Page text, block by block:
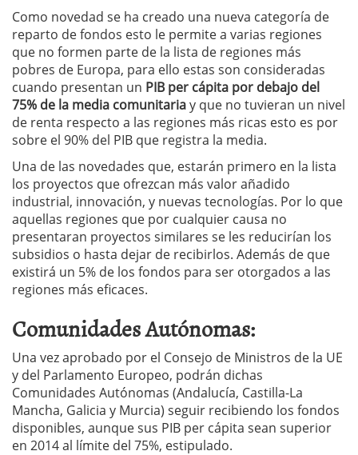
Como novedad se ha creado una nueva categoría de
reparto de fondos esto le permite a varias regiones
que no formen parte de la lista de regiones más
pobres de Europa, para ello estas son consideradas
cuando presentan un PIB per cápita por debajo del
75% de la media comunitariay que no tuvieran un nivel
de renta respecto a las regiones más ricas esto es por
sobre el 90% del PIB que registra la media.
Una de las novedades que, estarán primero en la lista
los proyectos que ofrezcan más valor añadido
industrial, innovación, y nuevas tecnologías. Por lo que
aquellas regiones que por cualquier causa no
presentaran proyectos similares se les reducirían los
subsidios o hasta dejar de recibirlos. Además de que
existirá un 5% de los fondos para ser otorgados a las
regiones más eficaces.
Comunidades Autónomas:
Una vez aprobado por el Consejo de Ministros de la UE
y del Parlamento Europeo, podrán dichas
Comunidades Autónomas (Andalucía, Castilla-La
Mancha, Galicia y Murcia) seguir recibiendo los fondos
disponibles, aunque sus PIB per cápita sean superior
en 2014 al límite del 75%, estipulado.